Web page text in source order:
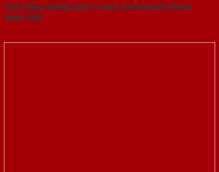
Cửa Thép Chống Cháy 1 canh o kinh thanh thoat
hiem-SGD